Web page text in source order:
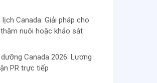
Canada: Giải pháp cho
nuôi hoặc khảo sát
Canada 2026: Lương
PR trực tiếp